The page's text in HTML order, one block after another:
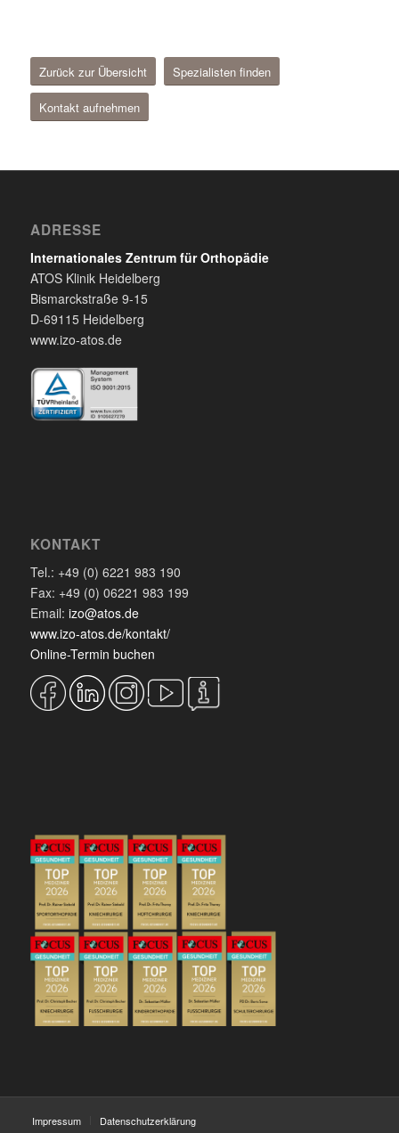
Zurück zur Übersicht Spezialisten finden
Kontakt aufnehmen
ADRESSE
Internationales Zentrum für Orthopädie
ATOS Klinik Heidelberg
Bismarckstraße 9-15
D-69115 Heidelberg
www.izo-atos.de
KONTAKT
Tel.: +49 (0) 6221 983 190
Fax: +49 (0) 06221 983 199
Email: izo@atos.de
www.izo-atos.de/kontakt/
Online-Termin buchen
Impressum Datenschutzerklärung